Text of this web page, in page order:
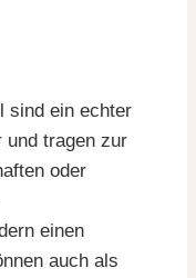
sind ein echter
und tragen zur
oder
einen
auch als